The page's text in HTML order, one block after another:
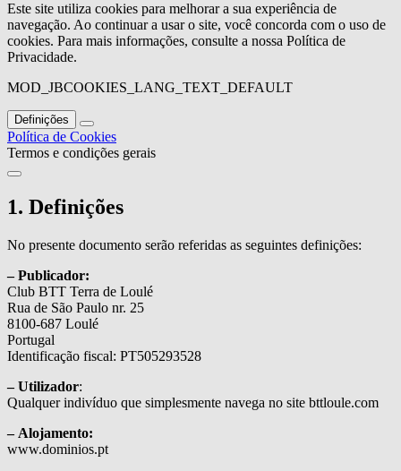
Este site utiliza cookies para melhorar a sua experiência de
navegação. Ao continuar a usar o site, você concorda com o uso de
cookies. Para mais informações, consulte a nossa Política de
Privacidade.
MOD_JBCOOKIES_LANG_TEXT_DEFAULT
Definições
Política de Cookies
Termos e condições gerais
1. Definições
No presente documento serão referidas as seguintes definições:
– Publicador:
Club BTT Terra de Loulé
Rua de São Paulo nr. 25
8100-687 Loulé
Portugal
Identificação fiscal: PT505293528
– Utilizador:
Qualquer indivíduo que simplesmente navega no site bttloule.com
– Alojamento:
www.dominios.pt